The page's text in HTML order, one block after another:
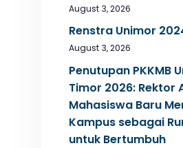
August 3, 2026
Renstra Unimor
August 3, 2026
Penutupan PKKMB
Timor 2026: Rektor
Mahasiswa Baru
Kampus sebagai
untuk Bertumbuh